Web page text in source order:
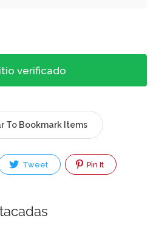
verificado
To Bookmark Items
Tweet Pin It